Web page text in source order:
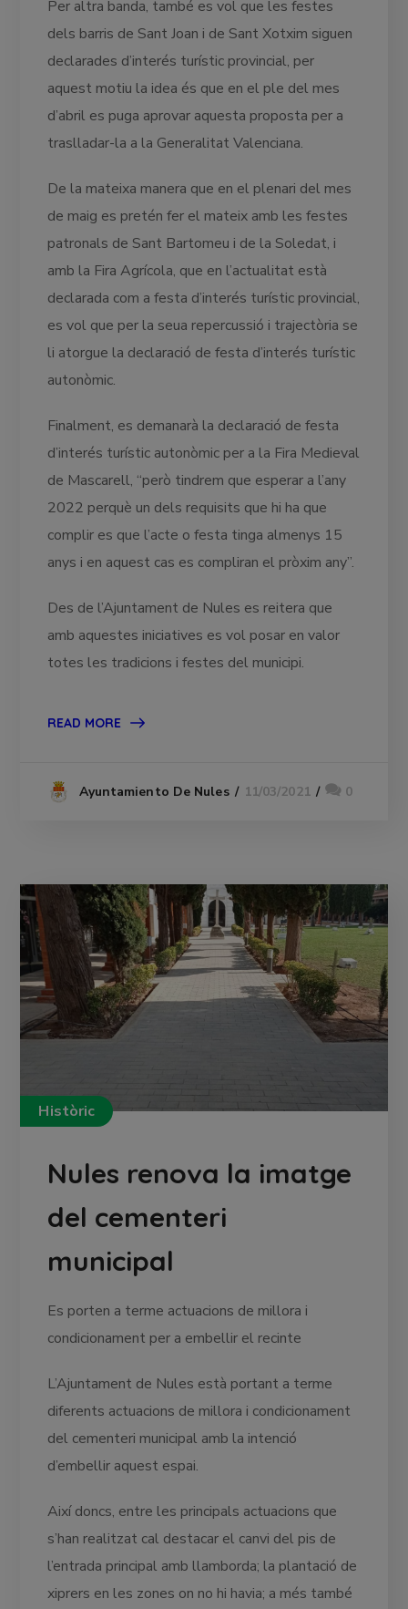
Per altra banda, també es vol que les festes
dels barris de Sant Joan i de Sant Xotxim siguen
declarades d’interés turístic provincial, per
aquest motiu la idea és que en el ple del mes
d’abril es puga aprovar aquesta proposta per a
traslladar-la a la Generalitat Valenciana.
De la mateixa manera que en el plenari del mes
de maig es pretén fer el mateix amb les festes
patronals de Sant Bartomeu i de la Soledat, i
amb la Fira Agrícola, que en l’actualitat està
declarada com a festa d’interés turístic provincial,
es vol que per la seua repercussió i trajectòria se
li atorgue la declaració de festa d’interés turístic
autonòmic.
Finalment, es demanarà la declaració de festa
d’interés turístic autonòmic per a la Fira Medieval
de Mascarell, “però tindrem que esperar a l’any
2022 perquè un dels requisits que hi ha que
complir es que l’acte o festa tinga almenys 15
anys i en aquest cas es compliran el pròxim any”.
Des de l’Ajuntament de Nules es reitera que
amb aquestes iniciatives es vol posar en valor
totes les tradicions i festes del municipi.
READ MORE
Ayuntamiento De Nules 11/03/2021 0
Històric
Nules renova la imatge
del cementeri
municipal
Es porten a terme actuacions de millora i
condicionament per a embellir el recinte
L’Ajuntament de Nules està portant a terme
diferents actuacions de millora i condicionament
del cementeri municipal amb la intenció
d’embellir aquest espai.
Així doncs, entre les principals actuacions que
s’han realitzat cal destacar el canvi del pis de
l’entrada principal amb llamborda; la plantació de
xiprers en les zones on no hi havia; a més també